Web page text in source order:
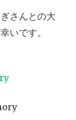
さんとの大
いです。